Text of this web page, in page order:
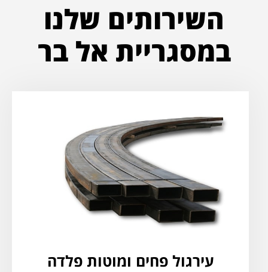
השירותים שלנו
במסגריית אל בר
עירגול פחים ומוטות פלדה